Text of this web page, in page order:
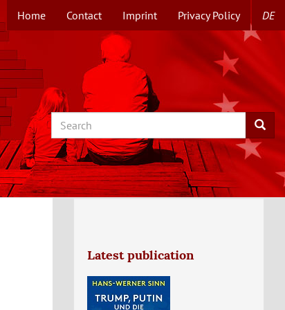
TOPMENUE
EN
Home Contact Imprint Privacy Policy DE
Search Search
Latest publication